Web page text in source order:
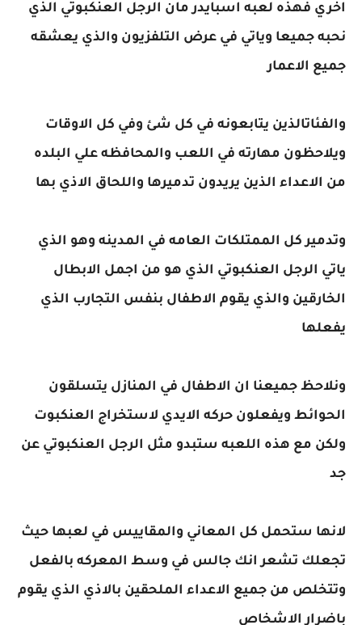
اخري فهذه لعبه اسبايدر مان الرجل العنكبوتي الذي
نحبه جميعا وياتي في عرض التلفزيون والذي يعشقه
جميع الاعمار
والفئاتالذين يتابعونه في كل شئ وفي كل الاوقات
ويلاحظون مهارته في اللعب والمحافظه علي البلده
من الاعداء الذين يريدون تدميرها واللحاق الاذي بها
وتدمير كل الممتلكات العامه في المدينه وهو الذي
ياتي الرجل العنكبوتي الذي هو من اجمل الابطال
الخارقين والذي يقوم الاطفال بنفس التجارب الذي
يفعلها
ونلاحظ جميعنا ان الاطفال في المنازل يتسلقون
الحوائط ويفعلون حركه الايدي لاستخراج العنكبوت
ولكن مع هذه اللعبه ستبدو مثل الرجل العنكبوتي عن
جد
لانها ستحمل كل المعاني والمقاييس في لعبها حيث
تجعلك تشعر انك جالس في وسط المعركه بالفعل
وتتخلص من جميع الاعداء الملحقين بالاذي الذي يقوم
باضرار الاشخاص